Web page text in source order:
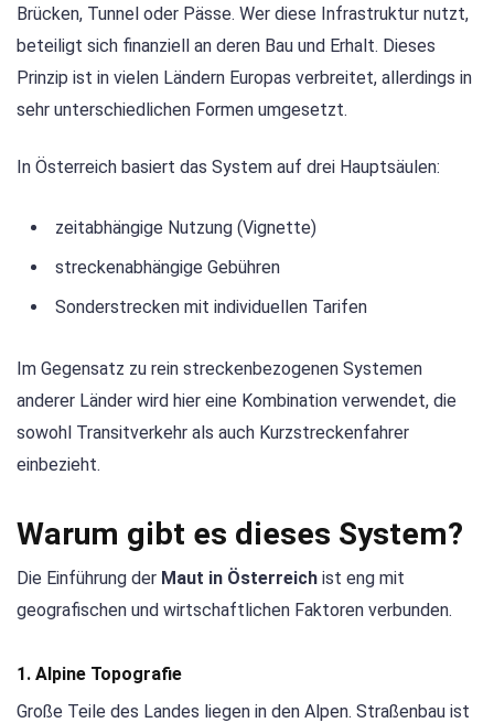
Brücken, Tunnel oder Pässe. Wer diese Infrastruktur nutzt,
beteiligt sich finanziell an deren Bau und Erhalt. Dieses
Prinzip ist in vielen Ländern Europas verbreitet, allerdings in
sehr unterschiedlichen Formen umgesetzt.
In Österreich basiert das System auf drei Hauptsäulen:
zeitabhängige Nutzung (Vignette)
streckenabhängige Gebühren
Sonderstrecken mit individuellen Tarifen
Im Gegensatz zu rein streckenbezogenen Systemen
anderer Länder wird hier eine Kombination verwendet, die
sowohl Transitverkehr als auch Kurzstreckenfahrer
einbezieht.
Warum gibt es dieses System?
Die Einführung der Maut in Österreich ist eng mit
geografischen und wirtschaftlichen Faktoren verbunden.
1. Alpine Topografie
Große Teile des Landes liegen in den Alpen. Straßenbau ist